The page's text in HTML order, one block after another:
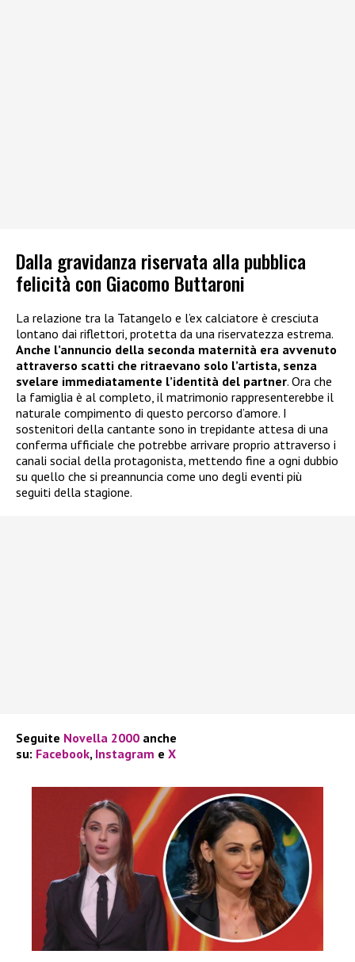
Dalla gravidanza riservata alla pubblica
felicità con Giacomo Buttaroni
La relazione tra la Tatangelo e l’ex calciatore è cresciuta
lontano dai riflettori, protetta da una riservatezza estrema.
Anche l’annuncio della seconda maternità era avvenuto
attraverso scatti che ritraevano solo l’artista, senza
svelare immediatamente l’identità del partner. Ora che
la famiglia è al completo, il matrimonio rappresenterebbe il
naturale compimento di questo percorso d’amore. I
sostenitori della cantante sono in trepidante attesa di una
conferma ufficiale che potrebbe arrivare proprio attraverso i
canali social della protagonista, mettendo fine a ogni dubbio
su quello che si preannuncia come uno degli eventi più
seguiti della stagione.
Seguite Novella 2000 anche
su: Facebook, Instagram e X